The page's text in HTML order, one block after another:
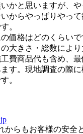
かと思いますが、
いからやっぱりやっ
。
の価格はどのくらい
大きさ・総数により
費商品代も含め、
す。現地調査の際
。
からもお客様の安全